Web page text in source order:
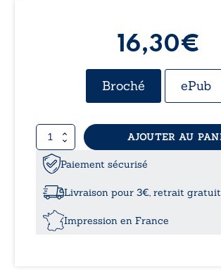
16,30€
Broché ePub
quantité
de
Jargon
banc
AJOUTER AU
Paiement sécurisé
Livraison pour 3€, retrait gratuit
Impression en France